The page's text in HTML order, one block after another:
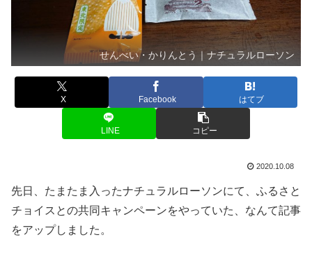
せんべい・かりんとう｜ナチュラルローソン
X Facebook はてブ
LINE コピー
2020.10.08
先日、たまたま入ったナチュラルローソンにて、ふるさと
チョイスとの共同キャンペーンをやっていた、なんて記事
をアップしました。